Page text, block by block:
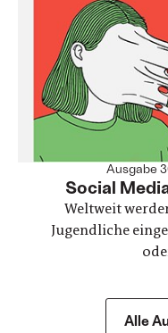
Ausgabe
Social
Weltweit
Jugendliche
Alle